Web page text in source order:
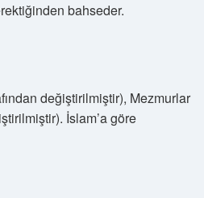
bahseder.
değiştirilmiştir), Mezmurlar
İslam’a göre